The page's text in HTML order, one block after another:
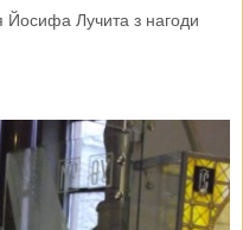
Йосифа Лучита з нагоди